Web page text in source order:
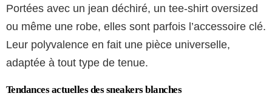
Portées avec un jean déchiré, un tee-shirt oversized
ou même une robe, elles sont parfois l’accessoire clé.
Leur polyvalence en fait une pièce universelle,
adaptée à tout type de tenue.
Tendances actuelles des sneakers blanches